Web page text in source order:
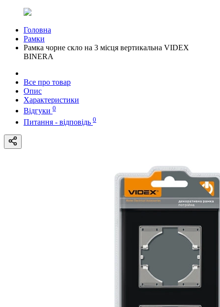
Головна
Рамки
Рамка чорне скло на 3 місця вертикальна VIDEX
BINERA
Все про товар
Опис
Характеристики
Відгуки 0
Питання - відповідь 0